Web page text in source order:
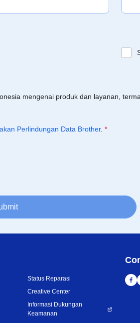
mengenai produk dan layanan,
Perlindungan Data Brother. *
Status Reparasi
Creative Center
Informasi Dukungan
Keamanan